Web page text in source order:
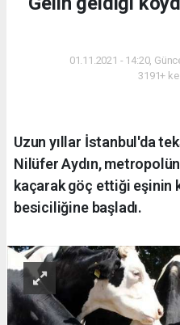
01.11.2021 - 14:20,
3191+
Uzun yıllar İstanbul'da
Nilüfer Aydın,
kaçarak göç ettiği eşinin
besiciliğine başladı.